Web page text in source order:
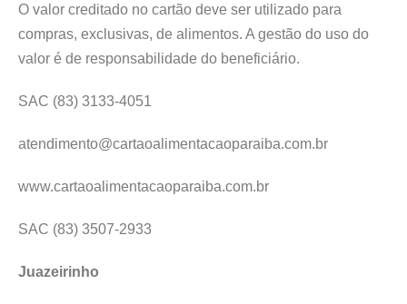
O valor creditado no cartão deve ser utilizado para
compras, exclusivas, de alimentos. A gestão do uso do
valor é de responsabilidade do beneficiário.
SAC (83) 3133-4051
atendimento@cartaoalimentacaoparaiba.com.br
www.cartaoalimentacaoparaiba.com.br
SAC (83) 3507-2933
Juazeirinho